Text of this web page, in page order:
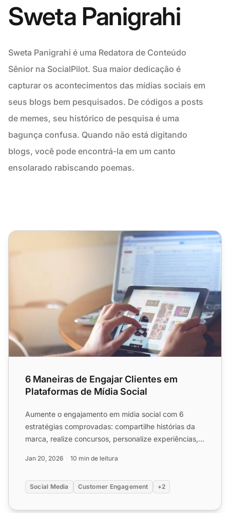
Sweta Panigrahi
Sweta Panigrahi é uma Redatora de Conteúdo
Sênior na SocialPilot. Sua maior dedicação é
capturar os acontecimentos das mídias sociais em
seus blogs bem pesquisados. De códigos a posts
de memes, seu histórico de pesquisa é uma
bagunça confusa. Quando não está digitando
blogs, você pode encontrá-la em um canto
ensolarado rabiscando poemas.
6 Maneiras de Engajar Clientes em Plataformas de Mídia
6 Maneiras de Engajar Clientes em
Plataformas de Mídia Social
Aumente o engajamento em mídia social com 6
estratégias comprovadas: compartilhe histórias da
marca, realize concursos, personalize experiências,
Jan 20, 2026 10 min de leitura
Social Media Customer Engagement +2